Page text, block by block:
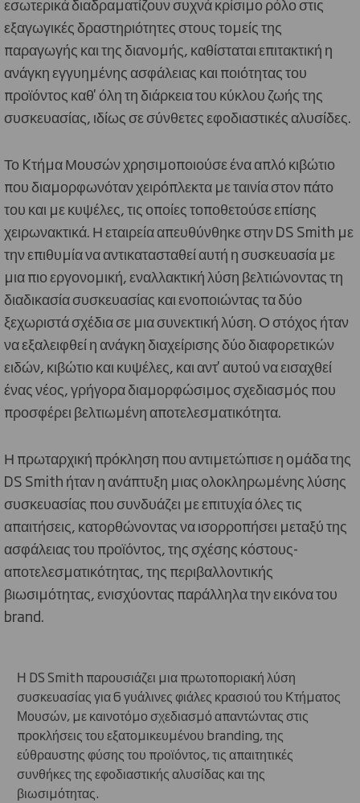
εξαγωγικές δραστηριότητες στους τομείς της
παραγωγής και της διανομής, καθίσταται επιτακτική η
ανάγκη εγγυημένης ασφάλειας και ποιότητας του
προϊόντος καθ' όλη τη διάρκεια του κύκλου ζωής της
συσκευασίας, ιδίως σε σύνθετες εφοδιαστικές αλυσίδες.
Το Kτήμα Μουσών χρησιμοποιούσε ένα απλό κιβώτιο
που διαμορφωνόταν χειρόπλεκτα με ταινία στον πάτο
του και με κυψέλες, τις οποίες τοποθετούσε επίσης
χειρωνακτικά. Η εταιρεία απευθύνθηκε στην DS Smith με
την επιθυμία να αντικατασταθεί αυτή η συσκευασία με
μια πιο εργονομική, εναλλακτική λύση βελτιώνοντας τη
διαδικασία συσκευασίας και ενοποιώντας τα δύο
ξεχωριστά σχέδια σε μια συνεκτική λύση. Ο στόχος ήταν
να εξαλειφθεί η ανάγκη διαχείρισης δύο διαφορετικών
ειδών, κιβώτιο και κυψέλες, και αντ' αυτού να εισαχθεί
ένας νέος, γρήγορα διαμορφώσιμος σχεδιασμός που
προσφέρει βελτιωμένη αποτελεσματικότητα.
Η πρωταρχική πρόκληση που αντιμετώπισε η ομάδα της
DS Smith ήταν η ανάπτυξη μιας ολοκληρωμένης λύσης
συσκευασίας που συνδυάζει με επιτυχία όλες τις
απαιτήσεις, κατορθώνοντας να ισορροπήσει μεταξύ της
ασφάλειας του προϊόντος, της σχέσης κόστους-
αποτελεσματικότητας, της περιβαλλοντικής
βιωσιμότητας, ενισχύοντας παράλληλα την εικόνα του
brand.
Η DS Smith παρουσιάζει μια πρωτοποριακή λύση
συσκευασίας για 6 γυάλινες φιάλες κρασιού του Κτήματος
Μουσών, με καινοτόμο σχεδιασμό απαντώντας στις
προκλήσεις του εξατομικευμένου branding, της
εύθραυστης φύσης του προϊόντος, τις απαιτητικές
συνθήκες της εφοδιαστικής αλυσίδας και της
βιωσιμότητας.